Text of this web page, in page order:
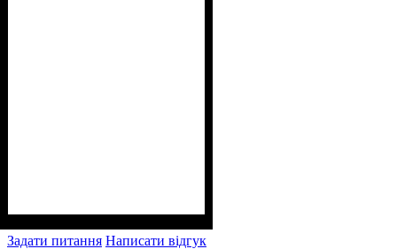
Задати питання Написати відгук